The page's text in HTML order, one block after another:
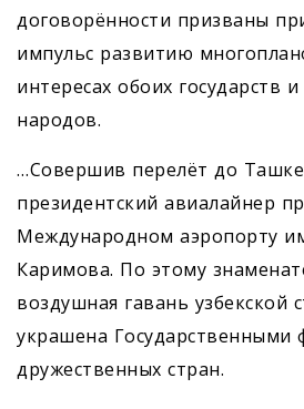
договорённости призваны
импульс развитию
интересах обоих государств
народов.
…Совершив перелёт до
президентский авиалайнер
Международном аэропорту
Каримова. По этому
воздушная гавань узбекской
украшена Государственными
дружественных стран.